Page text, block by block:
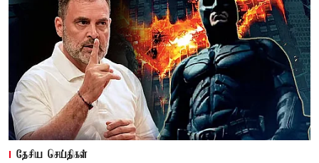
தேசிய செய்திகள்